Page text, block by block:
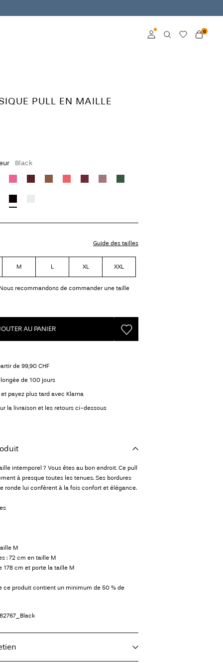
0
PULL EN MAILLE
Black
Guide des tailles
M L XL XXL
Nous recommandons de commander une taille
AU PANIER
de 99,90 CHF
de 100 jours
payez plus tard avec Klarna
la livraison et les retours ci-dessous
intemporel ? Vous êtes au bon endroit. Ce pull
à presque toutes les tenues. Ses bordures
ronde lui confèrent à la fois confort et élégance.
M
: 72 cm en taille M
178 cm et porte la taille M
ce produit contient un minimum de 50 % de